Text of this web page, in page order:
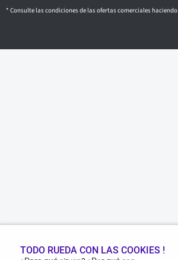
* Consulte las condiciones de las ofertas comerciales haciendo
TODO RUEDA CON LAS COOKIES !